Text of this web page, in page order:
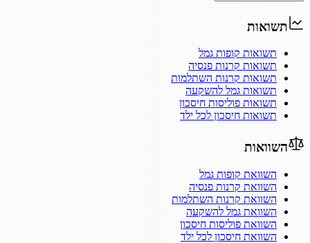
תשואות
תשואות קופות גמל
תשואות קרנות פנסיה
תשואות קרנות השתלמות
תשואות גמל להשקעה
תשואות פוליסות חיסכון
תשואות חיסכון לכל ילד
השוואות
השוואת קופות גמל
השוואת קרנות פנסיה
השוואת קרנות השתלמות
השוואת גמל להשקעה
השוואת פוליסות חיסכון
השוואת חיסכון לכל ילד